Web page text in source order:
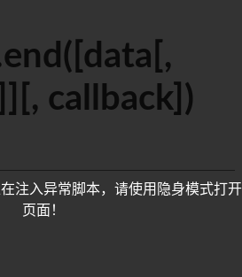
callback])
注入异常脚本，请使用隐身模式打开
页面！